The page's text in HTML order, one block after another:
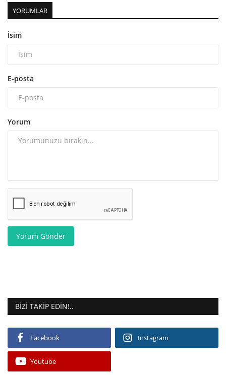
YORUMLAR
İsim
E-posta
Yorum
Yorum Gönder
BIZI TAKIP EDIN!..
Facebook Instagram
Youtube